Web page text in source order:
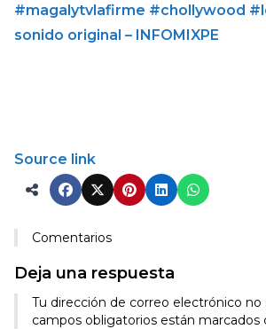
#magalytvlafirme #chollywood
sonido original – INFOMIXPE
Source link
Comentarios
Deja una respuesta
Tu dirección de correo electrónico no
campos obligatorios están marcados